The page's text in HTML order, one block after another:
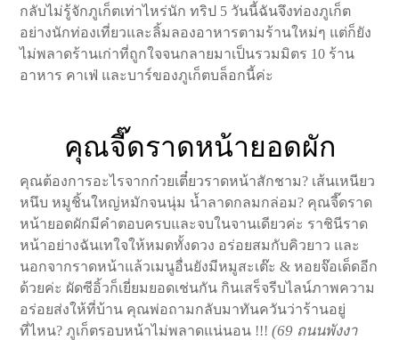
กลับไม่รู้จักภูเก็ตเท่าไหร่นัก ทริป 5 วันนี้ฉันจึงท่องภูเก็ต
อย่างนักท่องเที่ยวและลิ้มลองอาหารตามร้านใหม่ๆ แต่ก็ยัง
ไม่พลาดร้านเก่าที่ถูกใจจนกลายมาเป็นรวมมิตร 10 ร้าน
อาหาร คาเฟ่ และบาร์ของภูเก็ตบล็อกนี้ค่ะ
คุณจี๊ดราดหน้ายอดผัก
คุณต้องการอะไรจากก๋วยเตี๋ยวราดหน้าสักชาม? เส้นเหนียว
หนึบ หมูชิ้นใหญ่หมักจนนุ่ม น้ำลาดกลมกล่อม? คุณจี๊ดราด
หน้ายอดผักมีคำตอบครบและจบในจานเดียวค่ะ ราชินีราด
หน้าอย่างฉันเทใจให้หมดทั้งดวง อร่อยสมกับคิวยาว และ
นอกจากราดหน้าแล้วเมนูอื่นยังมีหมูสะเต๊ะ & หอยจ๊อเด็ดอีก
ด้วยค่ะ ผัดซีอิ้วก็เยี่ยมยอดเช่นกัน กินเสร็จรีบไลน์ภาพความ
อร่อยส่งให้ที่บ้าน คุณพ่อถามกลับมาทันควันว่าร้านอยู่
ที่ไหน? ภูเก็ตรอบหน้าไม่พลาดแน่นอน !!!(69 ถนนพังงา